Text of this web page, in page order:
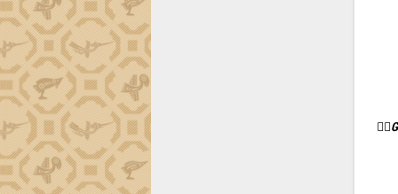
